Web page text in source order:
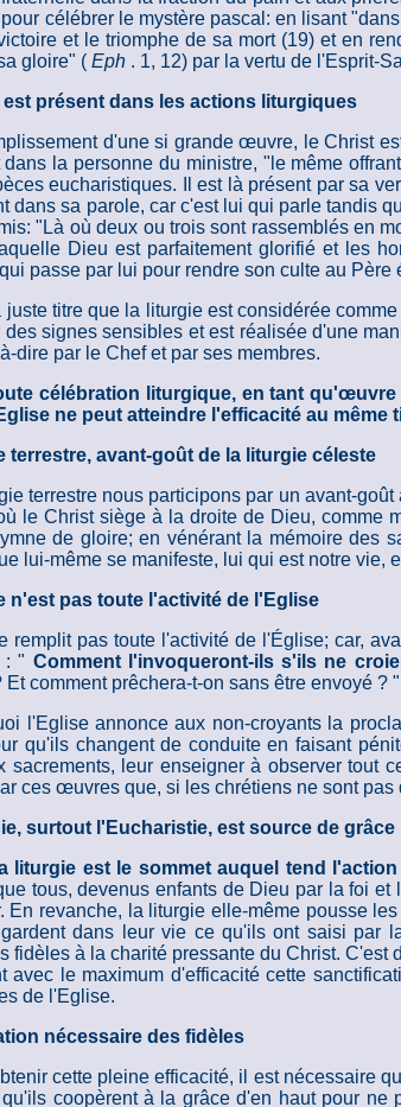
célébrer le mystère pascal: en lisant
et le triomphe de sa mort (19) et en
gloire" ( Eph . 1, 12) par la vertu de l'Esprit-
est présent dans les actions liturgiques
d'une si grande œuvre, le Christ
dans la personne du ministre, "le même
eucharistiques. Il est là présent par sa
dans sa parole, car c'est lui qui parle tandis
"Là où deux ou trois sont rassemblés en
Dieu est parfaitement glorifié et les
passe par lui pour rendre son culte au Père
juste titre que la liturgie est considérée
signes sensibles et est réalisée d'une
dire par le Chef et par ses membres.
célébration liturgique, en tant
ne peut atteindre l'efficacité au même
terrestre, avant-goût de la liturgie céleste
terrestre nous participons par un avant-
le Christ siège à la droite de Dieu, comme
de gloire; en vénérant la mémoire des
lui-même se manifeste, lui qui est notre vie,
n'est pas toute l'activité de l'Eglise
remplit pas toute l'activité de l'Église; car,
: " Comment l'invoqueront-ils s'ils ne
Et comment prêchera-t-on sans être envoyé ?
l'Eglise annonce aux non-croyants la
qu'ils changent de conduite en faisant
sacrements, leur enseigner à observer tout
ces œuvres que, si les chrétiens ne sont
surtout l'Eucharistie, est source de grâce
liturgie est le sommet auquel tend
tous, devenus enfants de Dieu par la foi
En revanche, la liturgie elle-même pousse
dans leur vie ce qu'ils ont saisi par
fidèles à la charité pressante du Christ.
avec le maximum d'efficacité cette
de l'Eglise.
nécessaire des fidèles
cette pleine efficacité, il est nécessaire
qu'ils coopèrent à la grâce d'en haut pour